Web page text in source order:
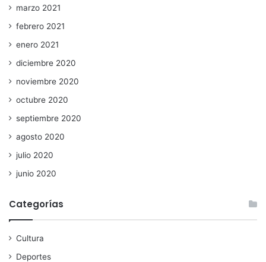
marzo 2021
febrero 2021
enero 2021
diciembre 2020
noviembre 2020
octubre 2020
septiembre 2020
agosto 2020
julio 2020
junio 2020
Categorías
Cultura
Deportes